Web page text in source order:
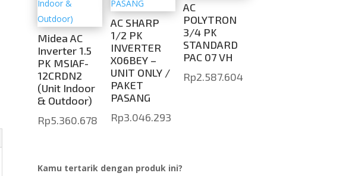
Midea AC
Inverter 1.5
PK MSIAF-
12CRDN2
(Unit Indoor
& Outdoor)
Rp5.360.678
AC SHARP
1/2 PK
INVERTER
X06BEY –
UNIT ONLY /
PAKET
PASANG
Rp3.046.293
AC
POLYTRON
3/4 PK
STANDARD
PAC 07 VH
Rp2.587.604
Kamu tertarik dengan produk ini?